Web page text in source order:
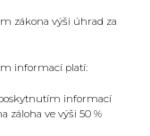
zákona výši úhrad za
informací platí:
informací
záloha ve výši 50 %